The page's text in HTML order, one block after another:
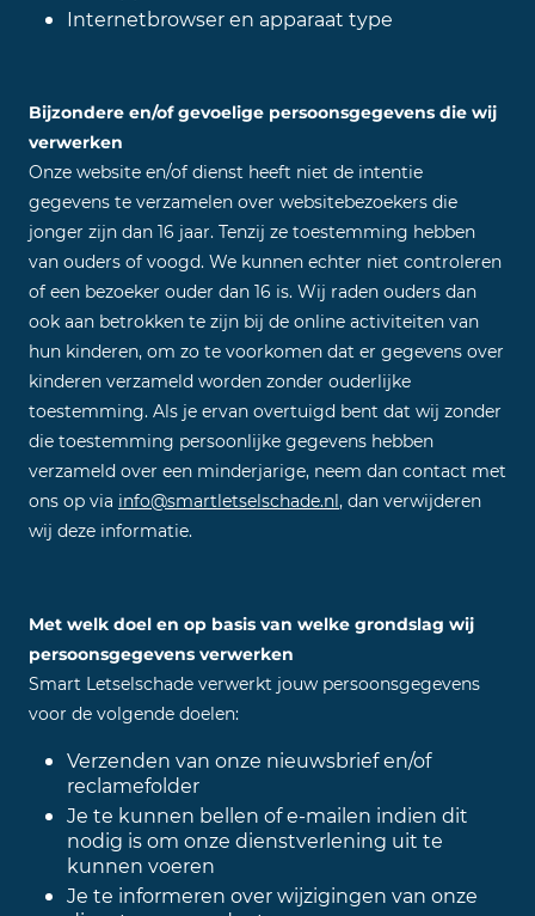
Internetbrowser en apparaat type
Bijzondere en/of gevoelige persoonsgegevens die wij
verwerken
Onze website en/of dienst heeft niet de intentie
gegevens te verzamelen over websitebezoekers die
jonger zijn dan 16 jaar. Tenzij ze toestemming hebben
van ouders of voogd. We kunnen echter niet controleren
of een bezoeker ouder dan 16 is. Wij raden ouders dan
ook aan betrokken te zijn bij de online activiteiten van
hun kinderen, om zo te voorkomen dat er gegevens over
kinderen verzameld worden zonder ouderlijke
toestemming. Als je ervan overtuigd bent dat wij zonder
die toestemming persoonlijke gegevens hebben
verzameld over een minderjarige, neem dan contact met
ons op via info@smartletselschade.nl, dan verwijderen
wij deze informatie.
Met welk doel en op basis van welke grondslag wij
persoonsgegevens verwerken
Smart Letselschade verwerkt jouw persoonsgegevens
voor de volgende doelen:
Verzenden van onze nieuwsbrief en/of
reclamefolder
Je te kunnen bellen of e-mailen indien dit
nodig is om onze dienstverlening uit te
kunnen voeren
Je te informeren over wijzigingen van onze